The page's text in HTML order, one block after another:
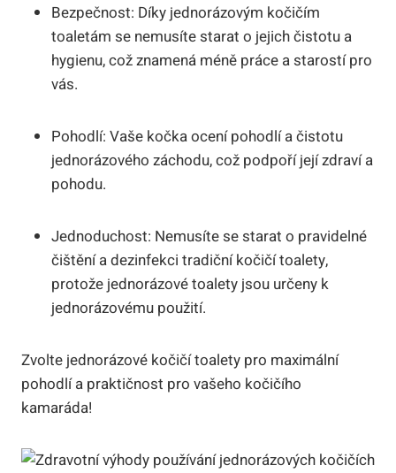
Bezpečnost: Díky jednorázovým kočičím
toaletám se nemusíte starat o jejich čistotu a
hygienu, což znamená méně práce a starostí pro
vás.
Pohodlí: Vaše kočka ocení pohodlí a čistotu
jednorázového záchodu, což podpoří její zdraví a
pohodu.
Jednoduchost: Nemusíte se starat o pravidelné
čištění a dezinfekci tradiční kočičí toalety,
protože jednorázové toalety jsou určeny k
jednorázovému použití.
Zvolte jednorázové kočičí toalety pro maximální
pohodlí a praktičnost pro vašeho kočičího
kamaráda!